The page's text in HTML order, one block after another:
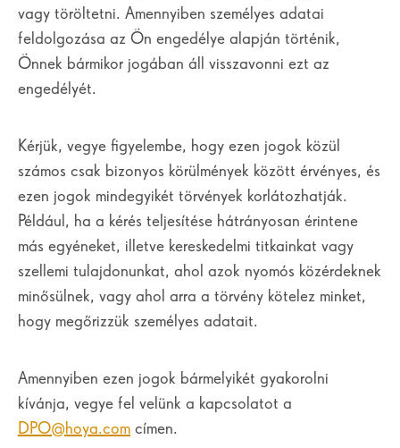
vagy töröltetni. Amennyiben személyes adatai
feldolgozása az Ön engedélye alapján történik,
Önnek bármikor jogában áll visszavonni ezt az
engedélyét.
Kérjük, vegye figyelembe, hogy ezen jogok közül
számos csak bizonyos körülmények között érvényes, és
ezen jogok mindegyikét törvények korlátozhatják.
Például, ha a kérés teljesítése hátrányosan érintene
más egyéneket, illetve kereskedelmi titkainkat vagy
szellemi tulajdonunkat, ahol azok nyomós közérdeknek
minősülnek, vagy ahol arra a törvény kötelez minket,
hogy megőrizzük személyes adatait.
Amennyiben ezen jogok bármelyikét gyakorolni
kívánja, vegye fel velünk a kapcsolatot a
DPO@hoya.com címen.